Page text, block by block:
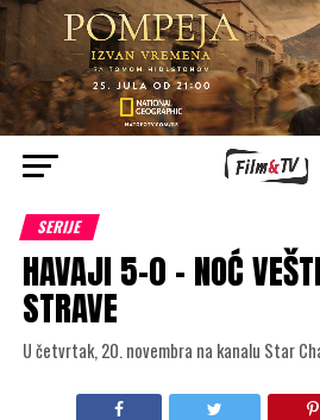
SERIJE
HAVAJI 5-0 – NOĆ
STRAVE
U četvrtak, 20. novembra na kanalu Star